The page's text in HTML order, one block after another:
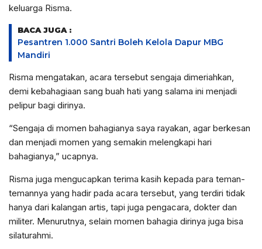
keluarga Risma.
BACA JUGA :
Pesantren 1.000 Santri Boleh Kelola Dapur MBG
Mandiri
Risma mengatakan, acara tersebut sengaja dimeriahkan,
demi kebahagiaan sang buah hati yang salama ini menjadi
pelipur bagi dirinya.
“Sengaja di momen bahagianya saya rayakan, agar berkesan
dan menjadi momen yang semakin melengkapi hari
bahagianya,” ucapnya.
Risma juga mengucapkan terima kasih kepada para teman-
temannya yang hadir pada acara tersebut, yang terdiri tidak
hanya dari kalangan artis, tapi juga pengacara, dokter dan
militer. Menurutnya, selain momen bahagia dirinya juga bisa
silaturahmi.